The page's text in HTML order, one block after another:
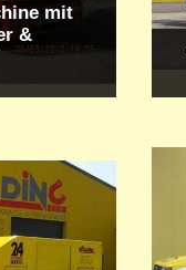
mit
&